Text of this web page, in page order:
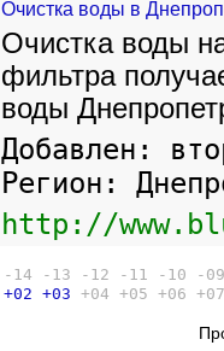
Очистка воды в
Очистка воды
фильтра
воды
Добавлен:
Регион:
http://
-14 -13 -12 -11 -10 -09
+02 +03 +04 +05 +06 +07